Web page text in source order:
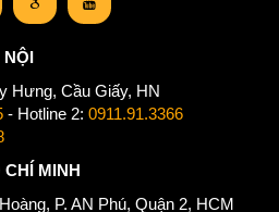
NỘI
Hưng, Cầu Giấy, HN
- Hotline 2: 0911.91.3366
MINH
P. AN Phú, Quận 2, HCM